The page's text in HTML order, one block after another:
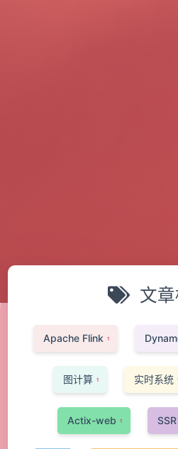
文章
Apache Flink 1
图计算 1 实时系统
Actix-web 1 SSR